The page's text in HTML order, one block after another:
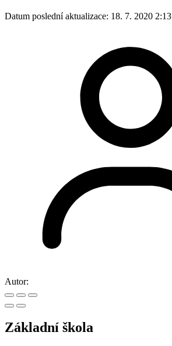
Datum poslední aktualizace: 18. 7. 2020 2:13
Autor:
Základní škola